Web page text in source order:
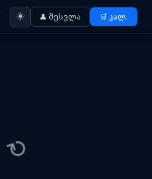
☀️ 👤 შესვლა 🛒 კალ.
⟳